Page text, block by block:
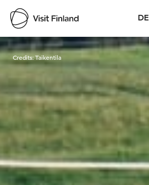
DE
Visit Finland
Credits:Taikentila